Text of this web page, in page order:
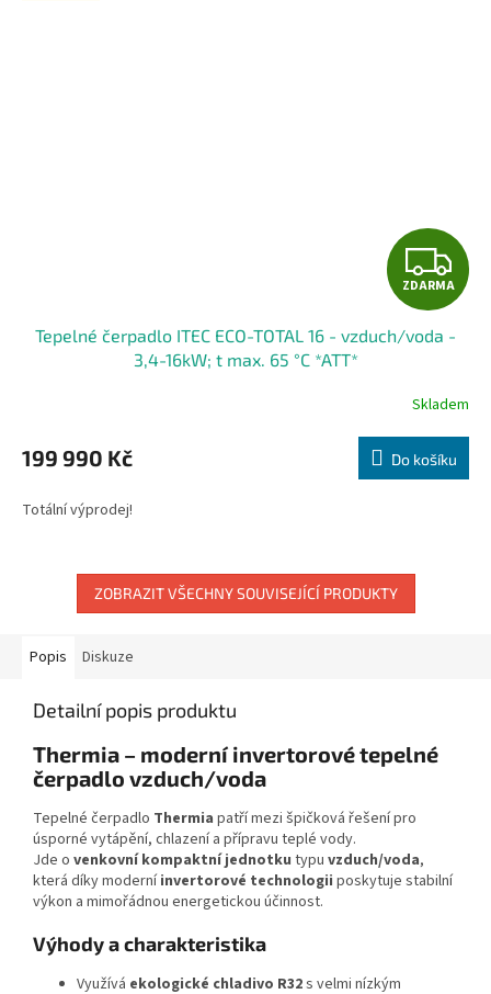
Z
D
A
R
M
A
ZDARMA
Tepelné čerpadlo ITEC ECO-TOTAL 16 - vzduch/voda -
3,4-16kW; t max. 65 °C *ATT*
Skladem
199 990 Kč Do košíku
Totální výprodej!
ZOBRAZIT VŠECHNY SOUVISEJÍCÍ PRODUKTY
Popis Diskuze
Detailní popis produktu
Thermia – moderní invertorové tepelné
čerpadlo vzduch/voda
Tepelné čerpadlo Thermia patří mezi špičková řešení pro
úsporné vytápění, chlazení a přípravu teplé vody.
Jde o venkovní kompaktní jednotku typu vzduch/voda,
která díky moderníinvertorové technologii poskytuje stabilní
výkon a mimořádnou energetickou účinnost.
Výhody a charakteristika
Využívá ekologické chladivo R32s velmi nízkým